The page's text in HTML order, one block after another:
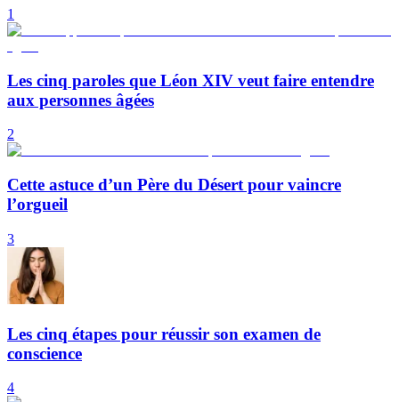
1
Les cinq paroles que Léon XIV veut faire entendre
aux personnes âgées
2
Cette astuce d’un Père du Désert pour vaincre
l’orgueil
3
Les cinq étapes pour réussir son examen de
conscience
4